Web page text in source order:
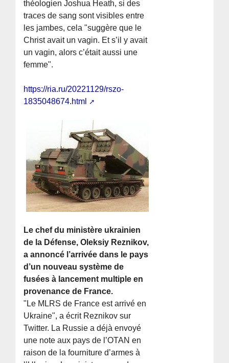
théologien Joshua Heath, si des
traces de sang sont visibles entre
les jambes, cela "suggère que le
Christ avait un vagin. Et s’il y avait
un vagin, alors c’était aussi une
femme".
https://ria.ru/20221129/rszo-
1835048674.html
Le chef du ministère ukrainien
de la Défense, Oleksiy Reznikov,
a annoncé l’arrivée dans le pays
d’un nouveau système de
fusées à lancement multiple en
provenance de France.
"Le MLRS de France est arrivé en
Ukraine", a écrit Reznikov sur
Twitter. La Russie a déjà envoyé
une note aux pays de l’OTAN en
raison de la fourniture d’armes à